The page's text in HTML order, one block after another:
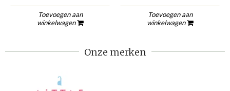
Toevoegen aan
winkelwagen
Toevoegen aan
winkelwagen
Onze merken